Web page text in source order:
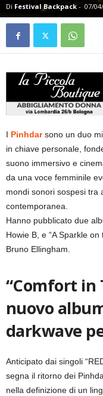
Di Festival Backpack - 07/
I Pinhdarsono un duo
in chiave personale,
suono immersivo e
da una voce femminile
mondi sonori sospesi tra
contemporanea.
Hanno pubblicato due
Howie B, e “A Sparkle
Bruno Ellingham.
“Comfort in
nuovo
darkwave
Anticipato dai singoli
segna il ritorno dei
nella definizione di un